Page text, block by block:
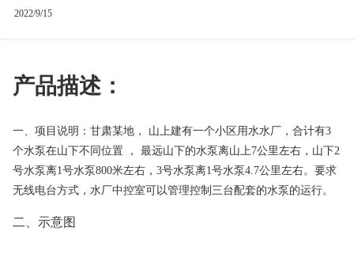
2022/9/15
产品描述：
一、 项目说明：甘肃某地， 山上建有一个小区用水水厂，合计有3
个水泵在山下不同位置 ， 最远山下的水泵离山上7公里左右，山下2
号水泵离1号水泵800米左右，3号水泵离1号水泵4.7公里左右。要求
无线电台方式，水厂中控室可以管理控制三台配套的水泵的运行。
二、示意图